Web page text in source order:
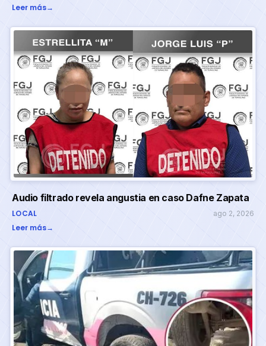
Leer más→
Audio filtrado revela angustia en caso Dafne Zapata
LOCAL ago 2, 2026
Leer más→